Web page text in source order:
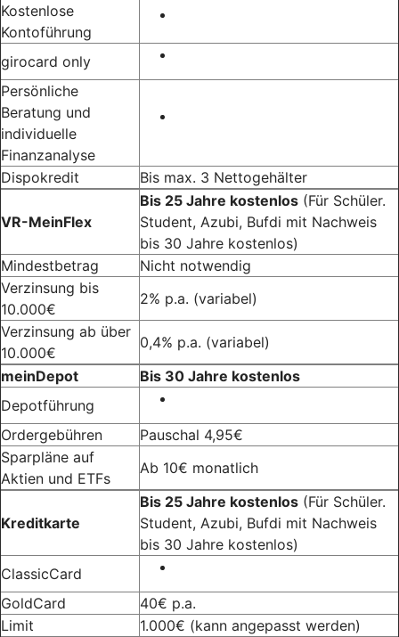
Kostenlose
Kontoführung
girocard only
Persönliche
Beratung und
individuelle
Finanzanalyse
Dispokredit
Bis max. 3 Nettogehälter
VR-MeinFlex
Bis 25 Jahre kostenlos (Für Schüler.
Student, Azubi, Bufdi mit Nachweis
bis 30 Jahre kostenlos)
Mindestbetrag
Nicht notwendig
Verzinsung bis
10.000€
2% p.a. (variabel)
Verzinsung ab über
10.000€
0,4% p.a. (variabel)
meinDepot
Bis 30 Jahre kostenlos
Depotführung
Ordergebühren
Pauschal 4,95€
Sparpläne auf
Aktien und ETFs
Ab 10€ monatlich
Kreditkarte
Bis 25 Jahre kostenlos (Für Schüler.
Student, Azubi, Bufdi mit Nachweis
bis 30 Jahre kostenlos)
ClassicCard
GoldCard
40€ p.a.
Limit
1.000€ (kann angepasst werden)